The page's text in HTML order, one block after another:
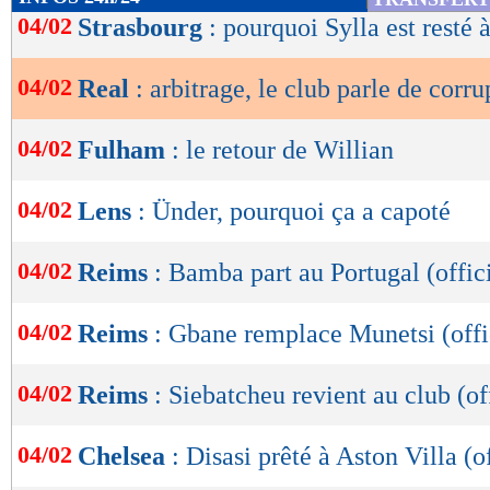
protéger. (…) La réalité est que la structure
continue à fonctionner sans changement,
avéré corrompu de l'intérieur", a ajouté le
Lu 19.181 fois- Gilles Campos
de
OK
04/02 Strasbourg : pourquoi Sylla est resté
04/02 Real : arbitrage, le club parle de
04/02 Fulham : le retour de Willian
04/02 Lens : Ünder, pourquoi ça a capoté
04/02 Reims : Bamba part au Portugal
04/02 Reims : Gbane remplace Munetsi
04/02 Reims : Siebatcheu revient au club
04/02 Chelsea : Disasi prêté à Aston Villa